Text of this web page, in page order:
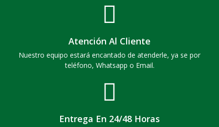
Atención Al Cliente
Nuestro equipo estará encantado de atenderle, ya se por
teléfono, Whatsapp o Email.
Entrega En 24/48 Horas